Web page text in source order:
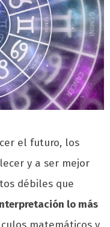
el futuro, los
y a ser mejor
débiles que
lo más